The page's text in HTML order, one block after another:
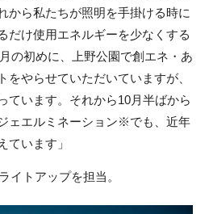
から私たちが照明を手掛ける時に
だけ使用エネルギーを少なくする
の初めに、上野公園で創エネ・あ
をやらせていただいていますが、
ています。それから10月半ばから
ェエルミネーション※でも、近年
ています」
イトアップを担当。